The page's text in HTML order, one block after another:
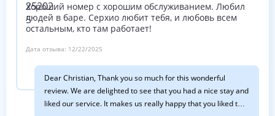
Хороший номер с хорошим обслуживанием. Любил
людей в баре. Серхио любит тебя, и любовь всем
остальным, кто там работает!
Дата отзыва: 12/22/2025
Dear Christian, Thank you so much for this wonderful
review. We are delighted to see that you had a nice stay and
liked our service. It makes us really happy that you liked the